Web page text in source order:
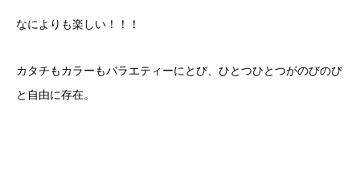
なによりも楽しい！！！
カタチもカラーもバラエティーにとび、ひとつひとつがのびのび
と自由に存在。